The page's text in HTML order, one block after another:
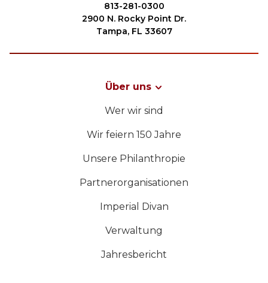
813-281-0300
2900 N. Rocky Point Dr.
Tampa, FL 33607
Über uns
Wer wir sind
Wir feiern 150 Jahre
Unsere Philanthropie
Partnerorganisationen
Imperial Divan
Verwaltung
Jahresbericht